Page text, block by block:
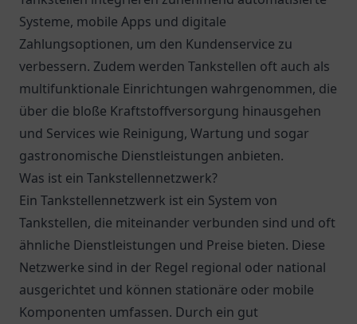
Systeme, mobile Apps und digitale
Zahlungsoptionen, um den Kundenservice zu
verbessern. Zudem werden Tankstellen oft auch als
multifunktionale Einrichtungen wahrgenommen, die
über die bloße Kraftstoffversorgung hinausgehen
und Services wie Reinigung, Wartung und sogar
gastronomische Dienstleistungen anbieten.
Was ist ein Tankstellennetzwerk?
Ein Tankstellennetzwerk ist ein System von
Tankstellen, die miteinander verbunden sind und oft
ähnliche Dienstleistungen und Preise bieten. Diese
Netzwerke sind in der Regel regional oder national
ausgerichtet und können stationäre oder mobile
Komponenten umfassen. Durch ein gut